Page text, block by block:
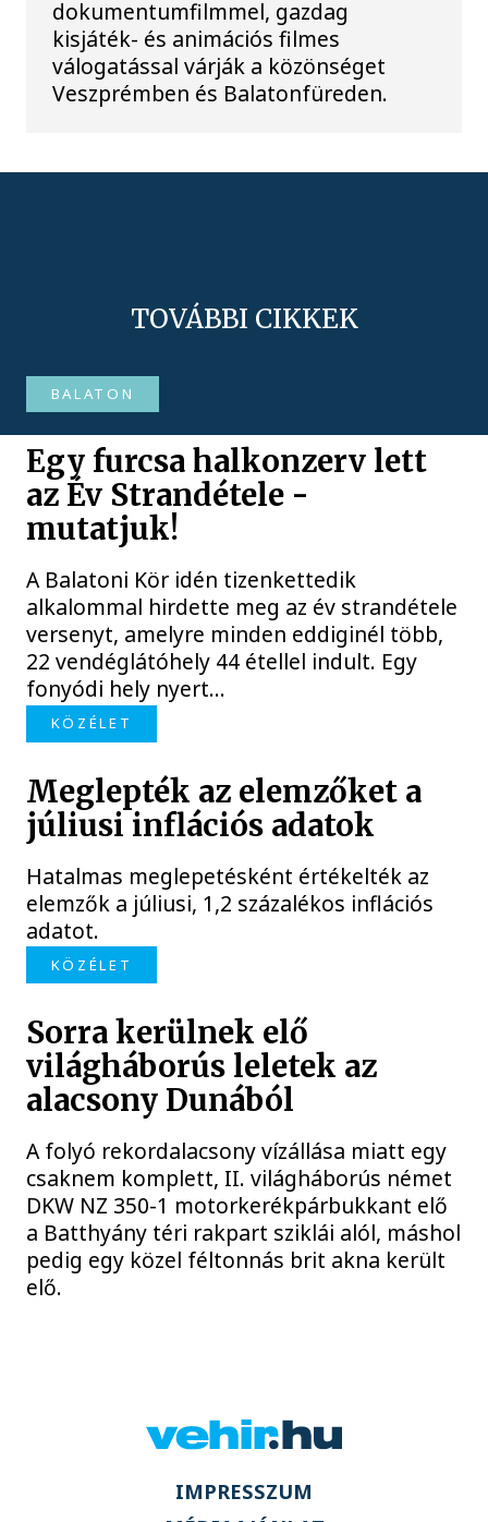
dokumentumfilmmel, gazdag
kisjáték- és animációs filmes
válogatással várják a közönséget
Veszprémben és Balatonfüreden.
TOVÁBBI CIKKEK
BALATON
Egy furcsa halkonzerv lett
az Év Strandétele -
mutatjuk!
A Balatoni Kör idén tizenkettedik
alkalommal hirdette meg az év strandétele
versenyt, amelyre minden eddiginél több,
22 vendéglátóhely 44 étellel indult. Egy
fonyódi hely nyert...
KÖZÉLET
Meglepték az elemzőket a
júliusi inflációs adatok
Hatalmas meglepetésként értékelték az
elemzők a júliusi, 1,2 százalékos inflációs
adatot.
KÖZÉLET
Sorra kerülnek elő
világháborús leletek az
alacsony Dunából
A folyó rekordalacsony vízállása miatt egy
csaknem komplett, II. világháborús német
DKW NZ 350-1 motorkerékpárbukkant elő
a Batthyány téri rakpart sziklái alól, máshol
pedig egy közel féltonnás brit akna került
elő.
IMPRESSZUM